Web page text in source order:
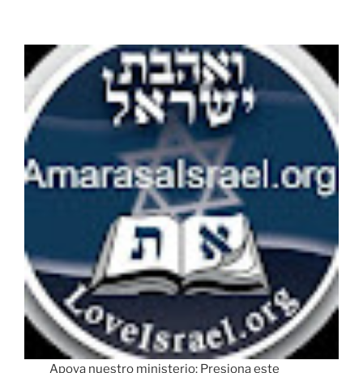
Apoya nuestro ministerio: Presiona este